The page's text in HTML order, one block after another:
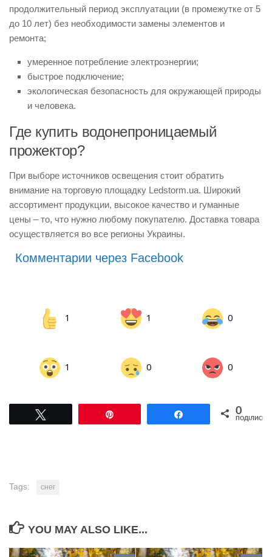
продолжительный период эксплуатации (в промежутке от 5
до 10 лет) без необходимости замены элементов и
ремонта;
умеренное потребление электроэнергии;
быстрое подключение;
экологическая безопасность для окружающей природы
и человека.
Где купить водонепроницаемый
прожектор?
При выборе источников освещения стоит обратить
внимание на торговую площадку Ledstorm.ua. Широкий
ассортимент продукции, высокое качество и гуманные
цены – то, что нужно любому покупателю. Доставка товара
осуществляется во все регионы Украины.
Комментарии через Facebook
1 1 0
1 0 0
Поділитися0
ПОДІЛИСЬ
Tags: снег
YOU MAY ALSO LIKE...